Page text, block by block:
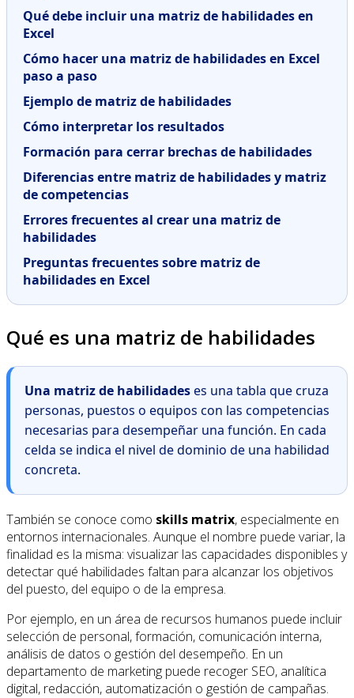
Qué debe incluir una matriz de habilidades en
Excel
Cómo hacer una matriz de habilidades en Excel
paso a paso
Ejemplo de matriz de habilidades
Cómo interpretar los resultados
Formación para cerrar brechas de habilidades
Diferencias entre matriz de habilidades y matriz
de competencias
Errores frecuentes al crear una matriz de
habilidades
Preguntas frecuentes sobre matriz de
habilidades en Excel
Qué es una matriz de habilidades
Una matriz de habilidadeses una tabla que cruza
personas, puestos o equipos con las competencias
necesarias para desempeñar una función. En cada
celda se indica el nivel de dominio de una habilidad
concreta.
También se conoce como skills matrix, especialmente en
entornos internacionales. Aunque el nombre puede variar, la
finalidad es la misma: visualizar las capacidades disponibles y
detectar qué habilidades faltan para alcanzar los objetivos
del puesto, del equipo o de la empresa.
Por ejemplo, en un área de recursos humanos puede incluir
selección de personal, formación, comunicación interna,
análisis de datos o gestión del desempeño. En un
departamento de marketing puede recoger SEO, analítica
digital, redacción, automatización o gestión de campañas.